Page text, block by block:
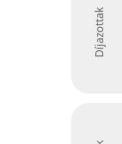
Díjazottak